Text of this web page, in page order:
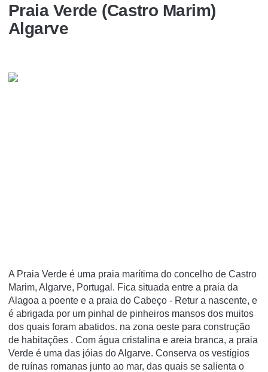
Praia Verde (Castro Marim)
Algarve
A Praia Verde é uma praia marí­tima do concelho de Castro
Marim, Algarve, Portugal. Fica situada entre a praia da
Alagoa a poente e a praia do Cabeço - Retur a nascente, e
é abrigada por um pinhal de pinheiros mansos dos muitos
dos quais foram abatidos. na zona oeste para construção
de habitações . Com água cristalina e areia branca, a praia
Verde é uma das jóias do Algarve. Conserva os vestí­gios
de ruí­nas romanas junto ao mar, das quais se salienta o